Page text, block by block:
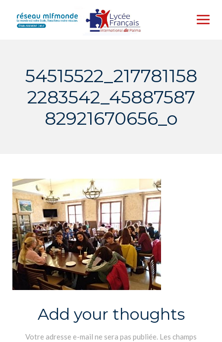
content
54515522_217781158
2283542_45887587
82921670656_o
Add your thoughts
Votre adresse e-mail ne sera pas publiée. Les champs